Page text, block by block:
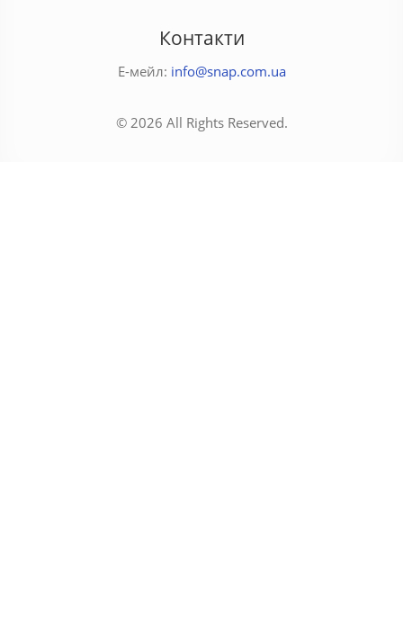
Контакти
Е-мейл: info@snap.com.ua
© 2026 All Rights Reserved.